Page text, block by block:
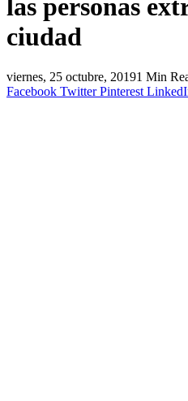
las personas
ciudad
viernes, 25 octubre, 20191 Min
Facebook Twitter Pinterest